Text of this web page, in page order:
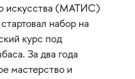
искусства (МАТИС)
набор на
курс под
За два года
мастерство и